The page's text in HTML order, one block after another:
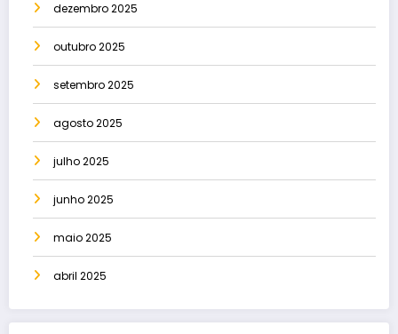
dezembro 2025
outubro 2025
setembro 2025
agosto 2025
julho 2025
junho 2025
maio 2025
abril 2025